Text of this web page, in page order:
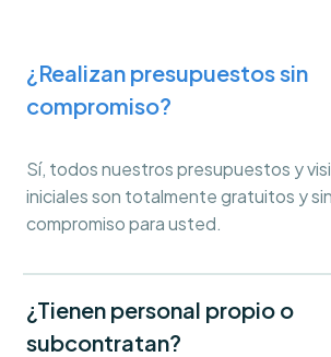
¿Realizan presupuestos sin
compromiso?
Sí, todos nuestros presupuestos y
iniciales son totalmente gratuitos y
compromiso para usted.
¿Tienen personal propio o
subcontratan?